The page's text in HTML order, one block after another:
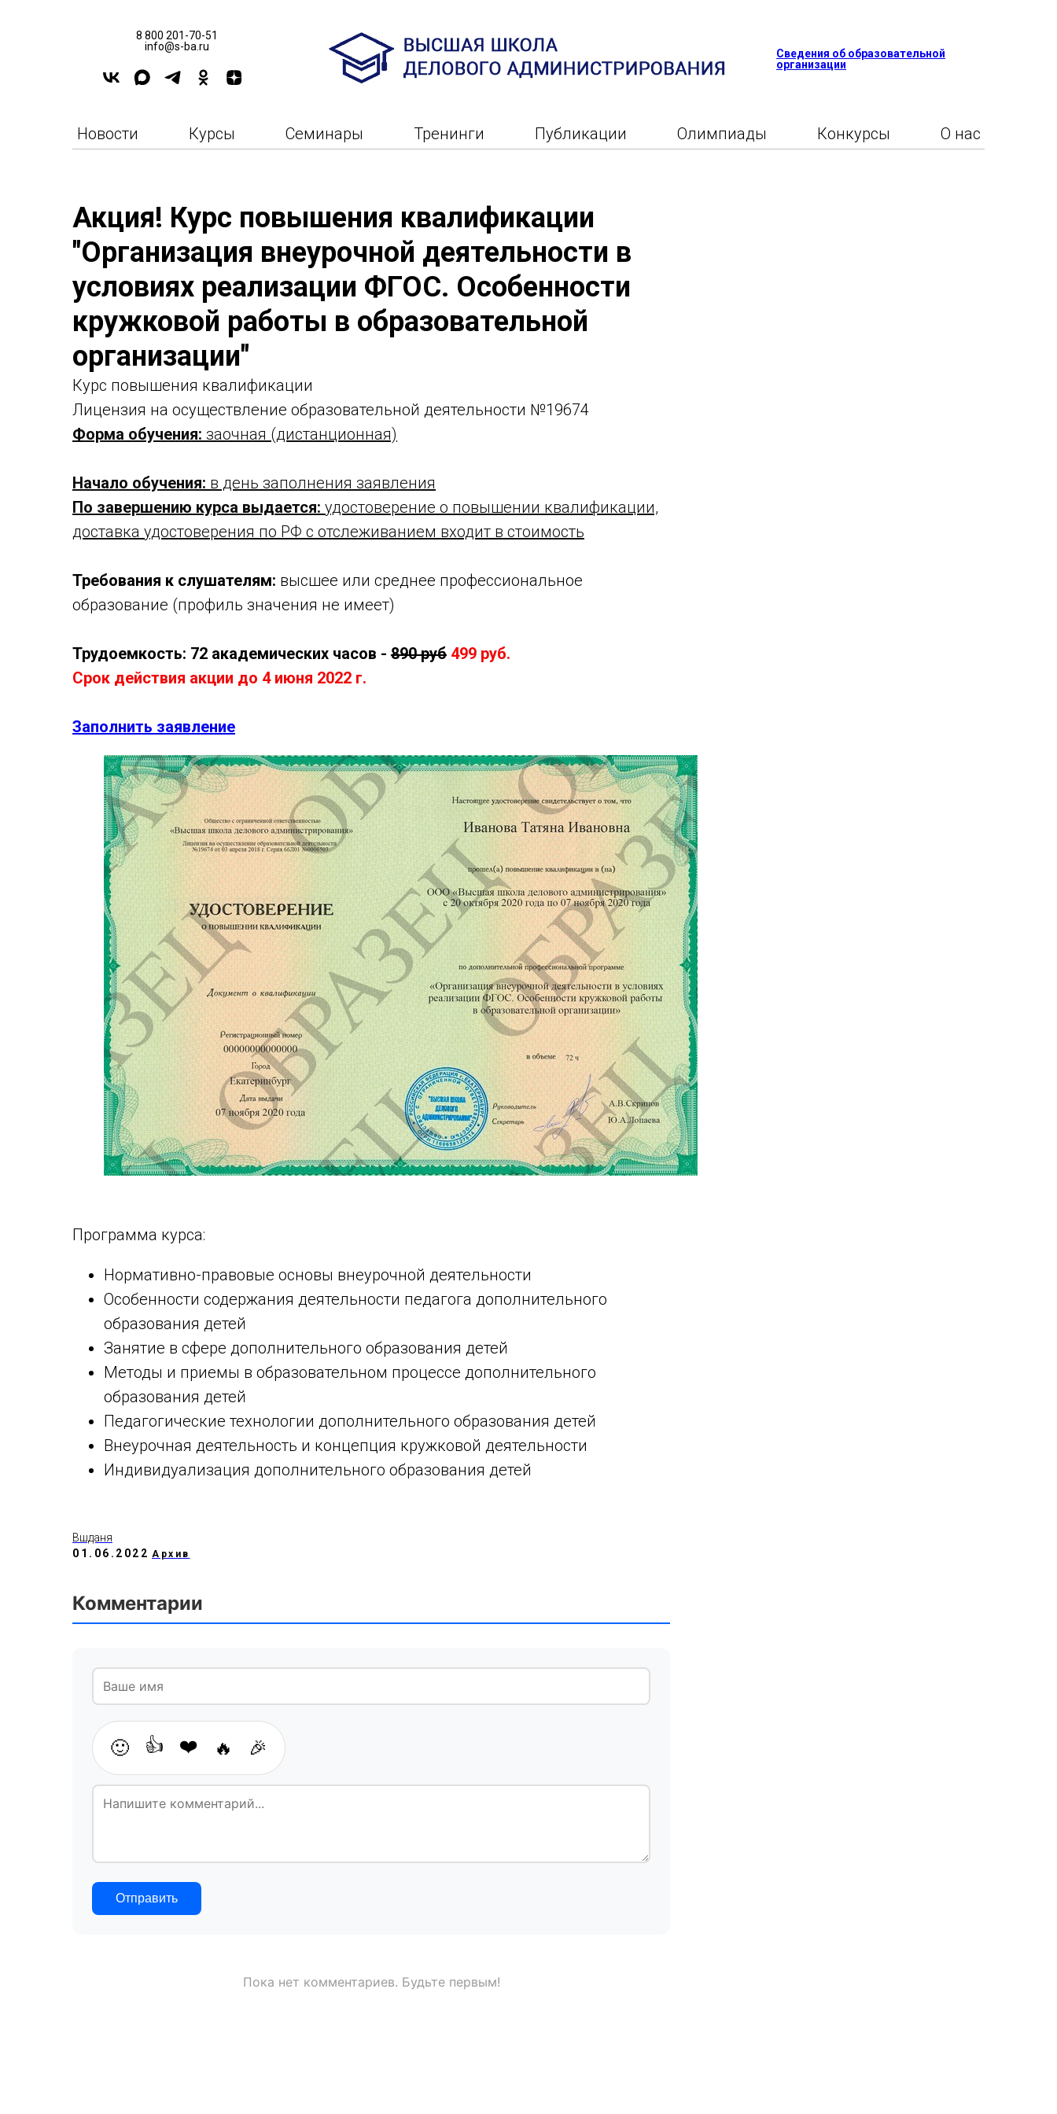
8 800 201-70-51
info@s-ba.ru
Сведения об образовательной
организации
Новости Курсы Семинары Тренинги Публикации Олимпиады Конкурсы О нас
Акция! Курс повышения квалификации
"Организация внеурочной деятельности в
условиях реализации ФГОС. Особенности
кружковой работы в образовательной
организации"
Курс повышения квалификации
Лицензия на осуществление образовательной деятельности №19674
Форма обучения: заочная (дистанционная)
Начало обучения: в день заполнения заявления
По завершению курса выдается: удостоверение о повышении квалификации,
доставка удостоверения по РФ с отслеживанием входит в стоимость
Требования к слушателям: высшее или среднее профессиональное
образование (профиль значения не имеет)
Трудоемкость: 72 академических часов - 890 руб 499 руб.
Срок действия акции до 4 июня 2022 г.
Заполнить заявление
Программа курса:
Нормативно-правовые основы внеурочной деятельности
Особенности содержания деятельности педагога дополнительного
образования детей
Занятие в сфере дополнительного образования детей
Методы и приемы в образовательном процессе дополнительного
образования детей
Педагогические технологии дополнительного образования детей
Внеурочная деятельность и концепция кружковой деятельности
Индивидуализация дополнительного образования детей
Вшданя
01.06.2022 Архив
Комментарии
🙂 👍 ❤️ 🔥 🎉
Отправить
Пока нет комментариев. Будьте первым!